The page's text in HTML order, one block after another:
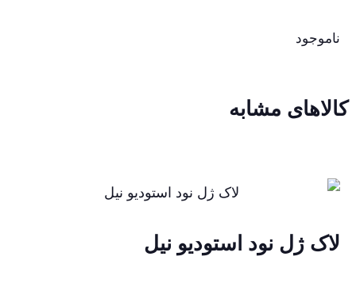
ناموجود
کالاهای مشابه
لاک ژل نود استودیو نیل